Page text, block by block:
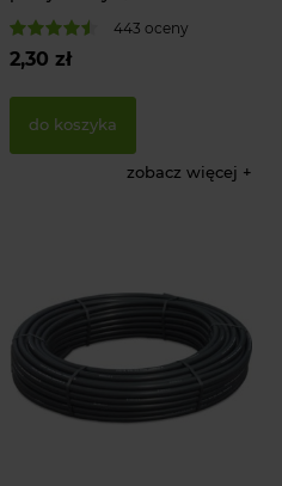
443 oceny
2,30 zł
do koszyka
zobacz więcej